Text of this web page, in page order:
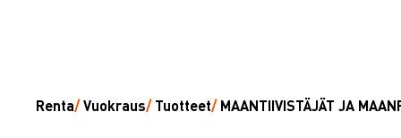
Renta/Vuokraus/ Tuotteet/ MAANTIIVISTÄJÄT JA